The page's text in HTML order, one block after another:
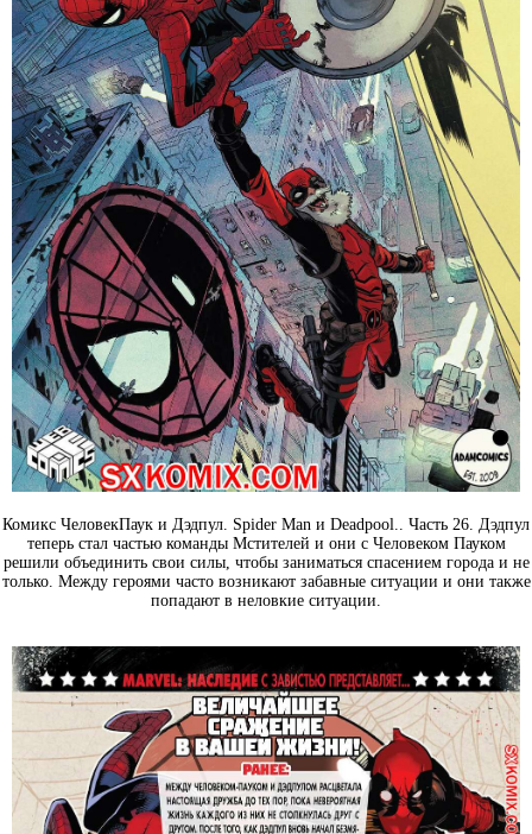
Комикс ЧеловекПаук и Дэдпул. Spider Man и Deadpool.. Часть 26. Дэдпул
теперь стал частью команды Мстителей и они с Человеком Пауком
решили объединить свои силы, чтобы заниматься спасением города и не
только. Между героями часто возникают забавные ситуации и они также
попадают в неловкие ситуации.